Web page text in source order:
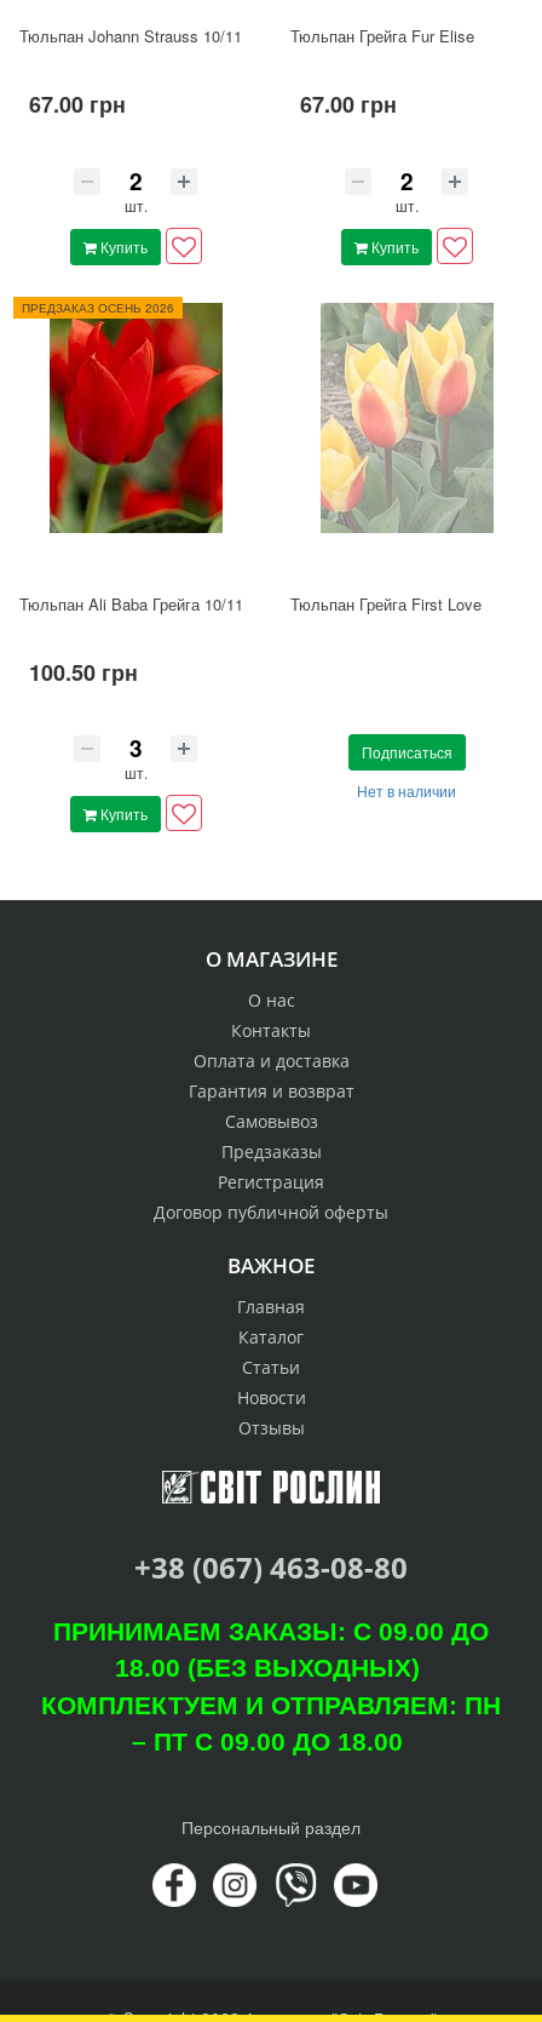
Тюльпан Johann Strauss 10/11
67.00 грн
шт.
Купить
Тюльпан Грейга Fur Elise
67.00 грн
шт.
Купить
ПРЕДЗАКАЗ ОСЕНЬ 2026
Тюльпан Ali Baba Грейга 10/11
100.50 грн
шт.
Купить
Тюльпан Грейга First Love
Подписаться
Нет в наличии
О МАГАЗИНЕ
О нас
Контакты
Оплата и доставка
Гарантия и возврат
Самовывоз
Предзаказы
Регистрация
Договор публичной оферты
ВАЖНОЕ
Главная
Каталог
Статьи
Новости
Отзывы
+38 (067) 463-08-80
ПРИНИМАЕМ ЗАКАЗЫ: С 09.00 ДО
18.00 (БЕЗ ВЫХОДНЫХ)
КОМПЛЕКТУЕМ И ОТПРАВЛЯЕМ: ПН
– ПТ С 09.00 ДО 18.00
Персональный раздел